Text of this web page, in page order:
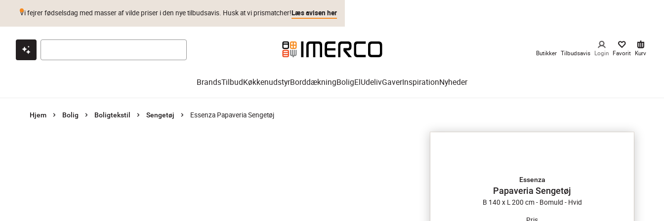
Klik & hent Byt i 1 år Prismatch
Vi fejrer fødselsdag med masser af vilde priser i den nye tilbudsavis. Husk at vi prismatcher!Læs avisen her
Butikker Tilbudsavis Login Favorit Kurv
BrandsTilbudKøkkenudstyrBorddækningBoligElUdelivGaverInspirationNyheder
Hjem Bolig Boligtekstil Sengetøj Essenza Papaveria Sengetøj
Essenza
Papaveria Sengetøj
B 140 x L 200 cm - Bomuld - Hvid